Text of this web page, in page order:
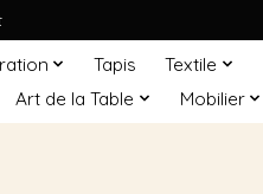
Tapis Textile
Art de la Table Mobilier